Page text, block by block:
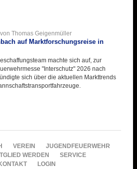
von Thomas Geigenmüller
auf Marktforschungsreise in
machte sich auf, zur
"Interschutz" 2026 nach
sich über die aktuellen Markttrends
VEREIN
JUGENDFEUERWEHR
WERDEN
SERVICE
LOGIN